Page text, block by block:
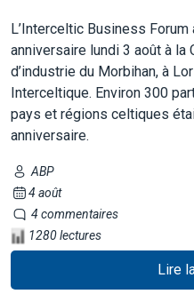
L’Interceltic Business
anniversaire lundi 3 août à la
d’industrie du Morbihan, à
Interceltique. Environ 300
pays et régions celtiques
anniversaire.
ABP
4 août
4 commentaires
1280 lectures
Lire